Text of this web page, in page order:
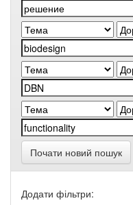
Почати новий пошук
Додати фільтри: